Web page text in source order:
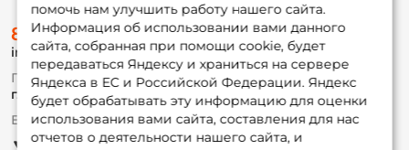
помочь нам улучшить работу нашего сайта.
Информация об использовании вами данного
сайта, собранная при помощи cookie, будет
передаваться Яндексу и храниться на сервере
Яндекса в ЕС и Российской Федерации. Яндекс
будет обрабатывать эту информацию для оценки
использования вами сайта, составления для нас
отчетов о деятельности нашего сайта, и
О магазине
Доставка
Оплата
Fox-bonus
Гуру
Партнерская программа
8 (495) 532-77-88
info@foxfishing.ru
По вопросам с заказом
г. Москва, ул. Плеханова д.7
Ежедневно 10:00 до 20:00